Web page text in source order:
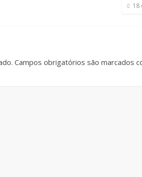
18
Campos obrigatórios são marcados